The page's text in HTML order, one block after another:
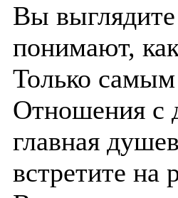
Вы
понимают,
Только
Отношения с
главная
встретите на